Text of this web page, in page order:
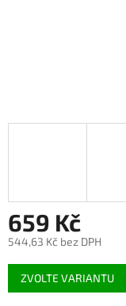
659 Kč
544,63 Kč bez DPH
Měrná
cena:
ZVOLTE VARIANTU